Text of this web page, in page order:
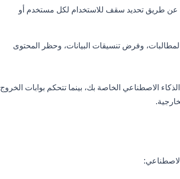
عن طريق تحديد سقف للاستخدام لكل مستخدم أو
وفرض تنسيقات البيانات، وحظر المحتوى
الاصطناعي الخاصة بك، بينما تتحكم بوابات الخروج